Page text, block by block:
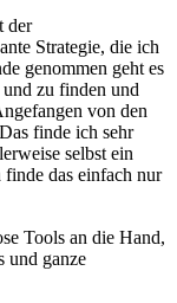
der
Strategie, die ich
genommen geht es
zu finden und
von den
finde ich sehr
selbst ein
das einfach nur
Tools an die Hand,
und ganze